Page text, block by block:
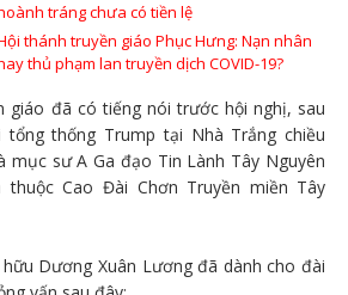
tráng chưa có tiền lệ
thánh truyền giáo Phục Hưng: Nạn nhân
thủ phạm lan truyền dịch COVID-19?
giáo đã có tiếng nói trước hội nghị, sau
thống Trump tại Nhà Trắng chiều
mục sư A Ga đạo Tin Lành Tây Nguyên
thuộc Cao Đài Chơn Truyền miền Tây
Dương Xuân Lương đã dành cho đài